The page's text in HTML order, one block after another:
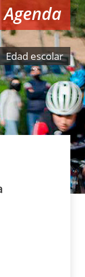
Agenda
Edad escolar